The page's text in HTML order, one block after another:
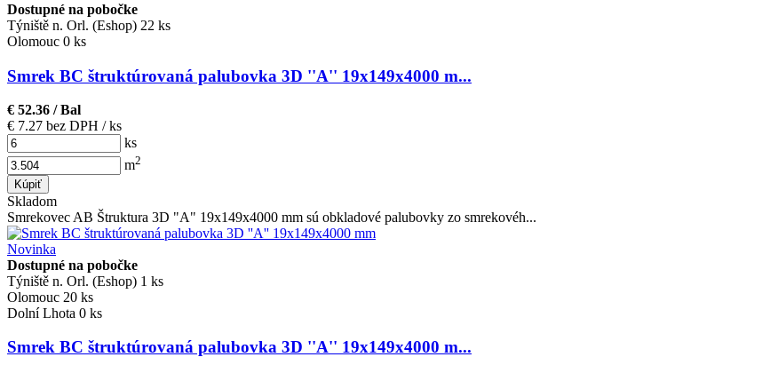
Dostupné na pobočke
Týniště n. Orl. (Eshop) 22 ks
Olomouc 0 ks
Smrek BC štruktúrovaná palubovka 3D ''A'' 19x149x4000 m...
€ 52.36 / Bal
€ 7.27 bez DPH / ks
ks
m2
Kúpiť
Skladom
Smrekovec AB Štruktura 3D "A" 19x149x4000 mm sú obkladové palubovky zo smrekovéh...
Novinka
Dostupné na pobočke
Týniště n. Orl. (Eshop) 1 ks
Olomouc 20 ks
Dolní Lhota 0 ks
Smrek BC štruktúrovaná palubovka 3D ''A'' 19x149x4000 m...